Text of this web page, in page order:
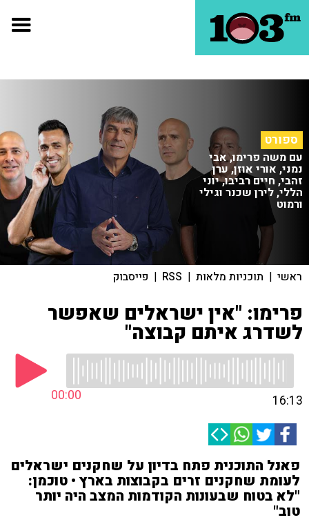
ספורט
עם משה פרימו, אבי
נמני, אורי אוזן, ערן
זהבי, חיים רביבו, יוני
הללי, לירן שכנר וגילי
ורמוט
ראשי | תוכניות מלאות |
RSS
| פייסבוק
פרימו: "אין ישראלים שאפשר
לשדרג איתם קבוצה"
00:00 16:13
פאנל התוכנית פתח בדיון על שחקנים ישראלים
לעומת שחקנים זרים בקבוצות בארץ • טוכמן:
"לא בטוח שבעונות הקודמות המצב היה יותר
טוב"